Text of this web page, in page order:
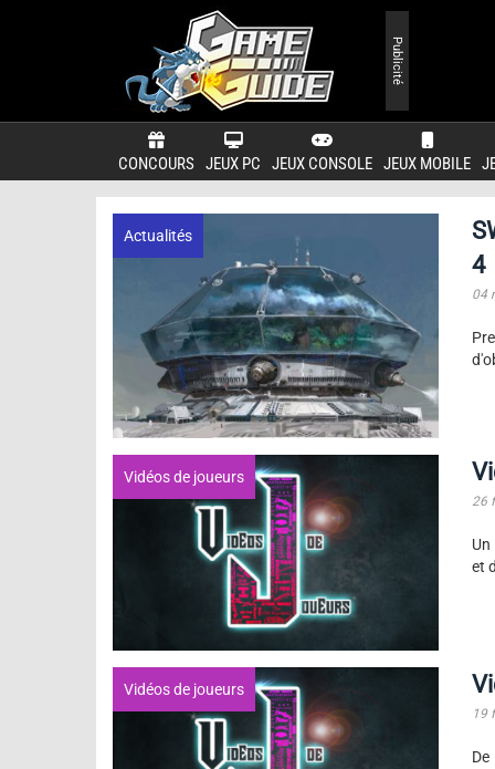
CONCOURS JEUX PC JEUX CONSOLE JEUX MOBILE
Publicité
Actualités
4
04
Vidéos de joueurs
26
et
Vidéos de joueurs
19